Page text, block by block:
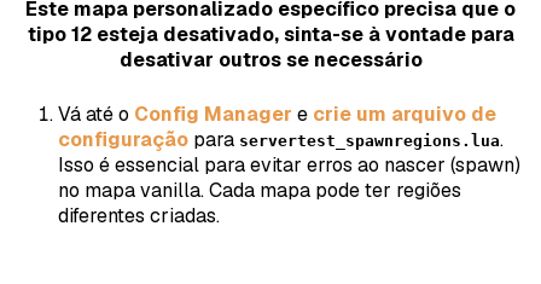
Este mapa personalizado específico precisa que o
tipo 12 esteja desativado, sinta-se à vontade para
desativar outros se necessário
Vá até o Config Manager e crie um arquivo de
configuração para servertest_spawnregions.lua.
Isso é essencial para evitar erros ao nascer (spawn)
no mapa vanilla. Cada mapa pode ter regiões
diferentes criadas.